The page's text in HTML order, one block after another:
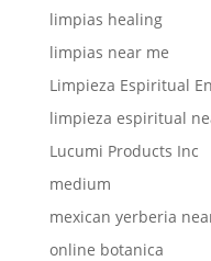
limpias healing
limpias near me
Limpieza Espiritual
limpieza espiritual
Lucumi Products Inc
medium
mexican yerberia
online botanica